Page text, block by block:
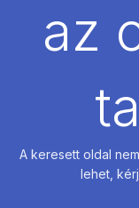
az
A keresett oldal
lehet,